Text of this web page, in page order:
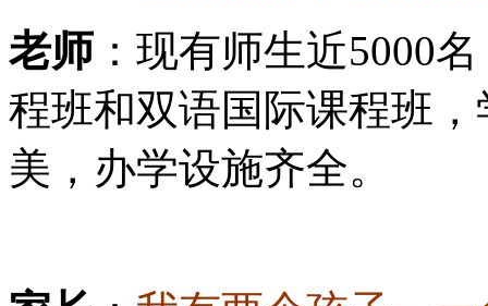
老师 ：现有师生近5000
程班和双语国际课程班
美，办学设施齐全。